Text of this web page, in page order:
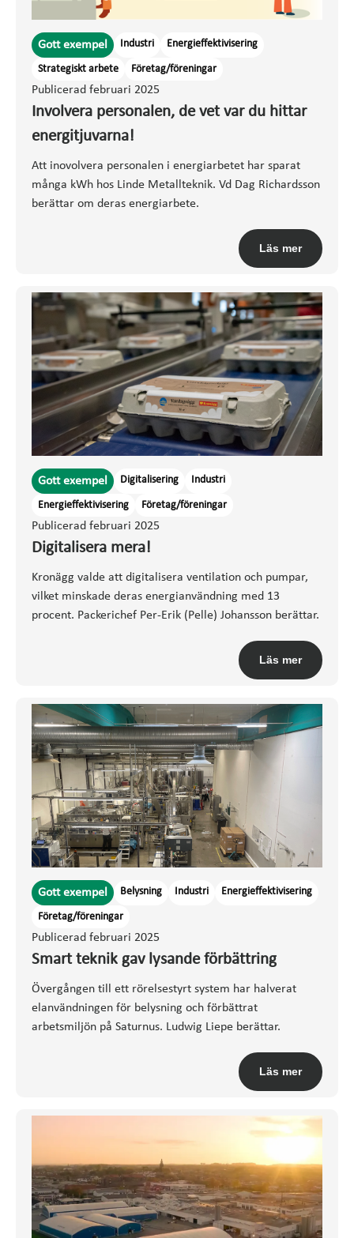
Publicerad februari 2025
Involvera personalen, de vet var du hittar
energitjuvarna!
Att inovolvera personalen i energiarbetet har sparat
många kWh hos Linde Metallteknik. Vd Dag Richardsson
berättar om deras energiarbete.
Gott exempel Industri Energieffektivisering
Strategiskt arbete Företag/föreningar
Läs mer
Publicerad februari 2025
Digitalisera mera!
Kronägg valde att digitalisera ventilation och pumpar,
vilket minskade deras energianvändning med 13
procent. Packerichef Per-Erik (Pelle) Johansson berättar.
Gott exempel Digitalisering Industri
Energieffektivisering Företag/föreningar
Läs mer
Publicerad februari 2025
Smart teknik gav lysande förbättring
Övergången till ett rörelsestyrt system har halverat
elanvändningen för belysning och förbättrat
arbetsmiljön på Saturnus. Ludwig Liepe berättar.
Gott exempel Belysning Industri Energieffektivisering
Företag/föreningar
Läs mer